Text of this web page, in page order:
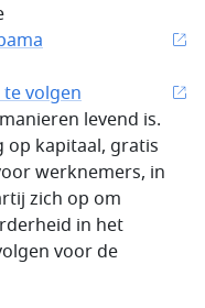
volgen
levend is.
op kapitaal, gratis
werknemers, in
zich op om
in het
voor de